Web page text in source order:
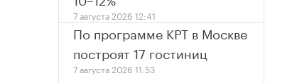
7 августа 2026 12:41
По программе КРТ в Москве
построят 17 гостиниц
7 августа 2026 11:53